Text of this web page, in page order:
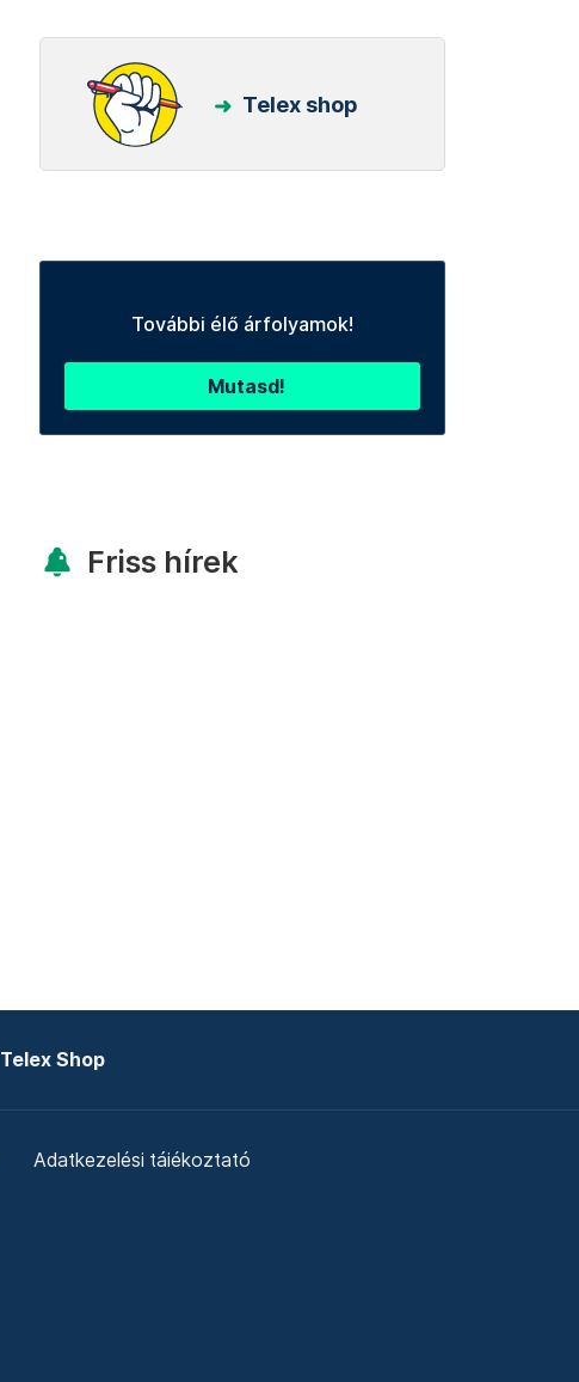
Telex shop
További élő árfolyamok!
Mutasd!
Friss hírek
Telex Shop
Adatkezelési tájékoztató